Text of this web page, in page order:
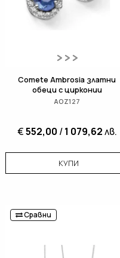
Comete Ambrosia златни
обеци с цирконии
AOZ127
€552,00 /1 079,62лв.
КУПИ
Сравни